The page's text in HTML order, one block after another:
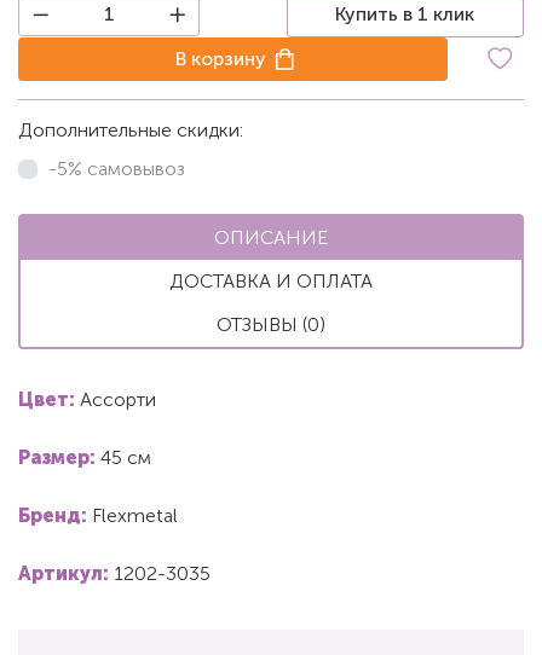
Купить в 1 клик
В корзину
Дополнительные скидки:
-5% самовывоз
ОПИСАНИЕ
ДОСТАВКА И ОПЛАТА
ОТЗЫВЫ (0)
Цвет: Ассорти
Размер: 45 см
Бренд: Flexmetal
Артикул: 1202-3035